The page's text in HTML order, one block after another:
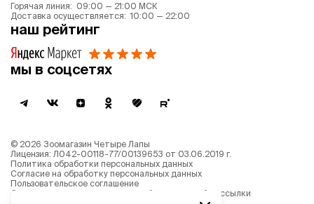
Горячая линия: 09:00 — 21:00 МСК
Доставка осуществляется: 10:00 — 22:00
наш рейтинг
мы в соцсетях
© 2026 Зоомагазин Четыре Лапы
Лицензия: Л042-00118-77/00139653 от 03.06.2019 г.
Политика обработки персональных данных
Согласие на обработку персональных данных
Пользовательское соглашение
Согласие на получение новостной и рекламной рассылки